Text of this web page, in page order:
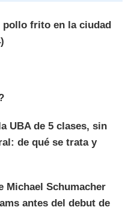
pollo frito en la ciudad
UBA de 5 clases, sin
de qué se trata y
Michael Schumacher
antes del debut de